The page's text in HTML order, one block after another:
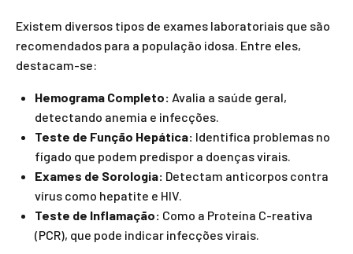
Existem diversos tipos de exames laboratoriais que são
recomendados para a população idosa. Entre eles,
destacam-se:
Hemograma Completo: Avalia a saúde geral,
detectando anemia e infecções.
Teste de Função Hepática: Identifica problemas no
fígado que podem predispor a doenças virais.
Exames de Sorologia: Detectam anticorpos contra
vírus como hepatite e HIV.
Teste de Inflamação: Como a Proteína C-reativa
(PCR), que pode indicar infecções virais.